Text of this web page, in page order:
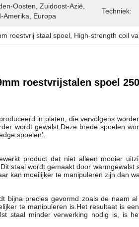
Oosten, Zuidoost-Azië,
Amerika, Europa
Techniek:
roestvrij staal spoel High-strength coil
roestvrijstalen spoel
in platen, die vervolgens
wordt gewalst.Deze brede spoelen
spoelen'.
product dat niet alleen mooier
staal wordt gemaakt door
kan moeilijker te manipuleren zijn dan
bijna precies gevormd zoals de naam
te manipuleren is.Het resultaat is
staal minder verwerking nodig is, is